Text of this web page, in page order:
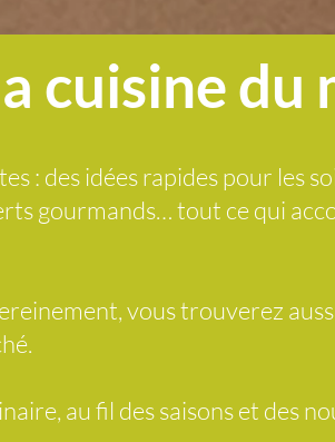
cuisine du
: des idées rapides pour les
gourmands… tout ce qui
vous trouverez
au fil des saisons et des